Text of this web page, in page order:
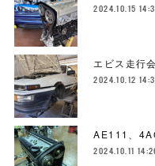
2024.10.15
エビス走行
2024.10.12
AE111、
2024.10.11